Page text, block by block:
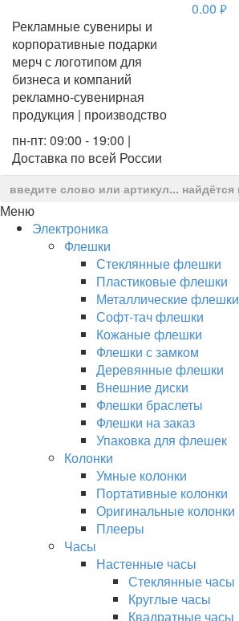
Рекламные сувениры и
корпоративные подарки
мерч с логотипом для
бизнеса и компаний
рекламно-сувенирная
продукция | производство
пн-пт: 09:00 - 19:00 |
Доставка по всей России
0.00 руб.
Меню
Электроника
Флешки
Стеклянные флешки
Пластиковые флешки
Металлические флешки
Софт-тач флешки
Кожаные флешки
Флешки с замком
Деревянные флешки
Внешние диски
Флешки браслеты
Флешки на заказ
Упаковка для флешек
Колонки
Умные колонки
Портативные колонки
Оригинальные колонки
Плееры
Часы
Настенные часы
Стеклянные часы
Круглые часы
Квадратные часы